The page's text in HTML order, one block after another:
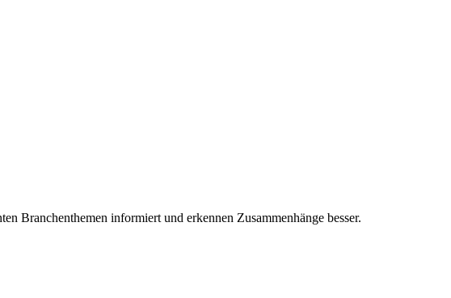
Branchenthemen informiert und erkennen Zusammenhänge besser.